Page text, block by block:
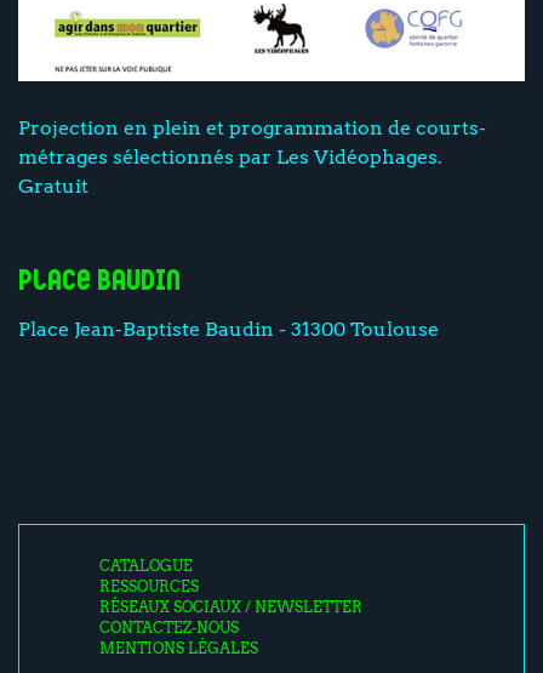
Projection en plein et programmation de courts-
métrages sélectionnés par Les Vidéophages.
Gratuit
place Baudin
Place Jean-Baptiste Baudin - 31300 Toulouse
CATALOGUE
RESSOURCES
RÉSEAUX SOCIAUX / NEWSLETTER
CONTACTEZ-NOUS
MENTIONS LÉGALES